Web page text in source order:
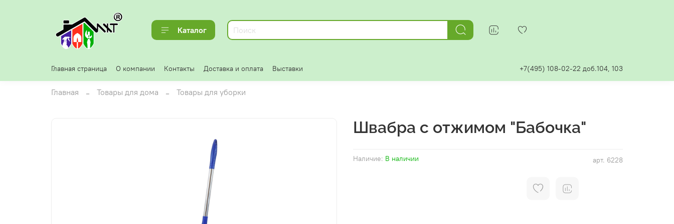
Каталог
Главная страница О компании Контакты Доставка и оплата Выставки +7(495) 108-02-22 доб.104, 103
Главная Товары для дома Товары для уборки
арт. 6228
Наличие: В наличии
Швабра с отжимом "Бабочка"